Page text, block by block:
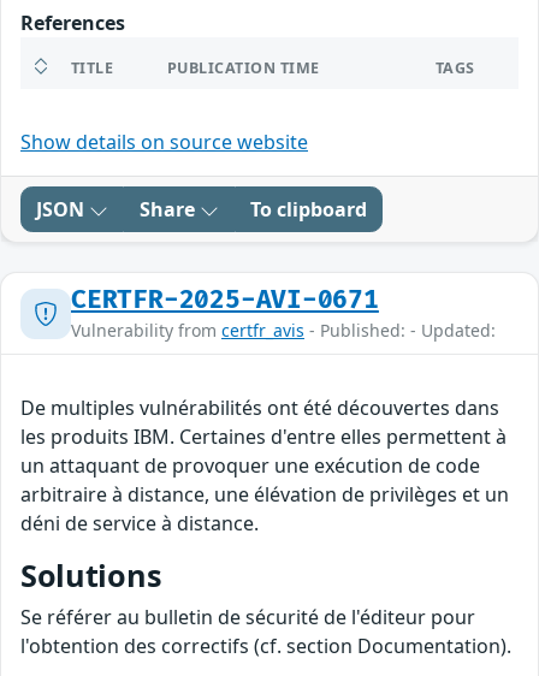
References
TITLE PUBLICATION TIME TAGS
Show details on source website
JSON Share To clipboard
CERTFR-2025-AVI-0671
Vulnerability from certfr_avis - Published: - Updated:
De multiples vulnérabilités ont été découvertes dans
les produits IBM. Certaines d'entre elles permettent à
un attaquant de provoquer une exécution de code
arbitraire à distance, une élévation de privilèges et un
déni de service à distance.
Solutions
Se référer au bulletin de sécurité de l'éditeur pour
l'obtention des correctifs (cf. section Documentation).